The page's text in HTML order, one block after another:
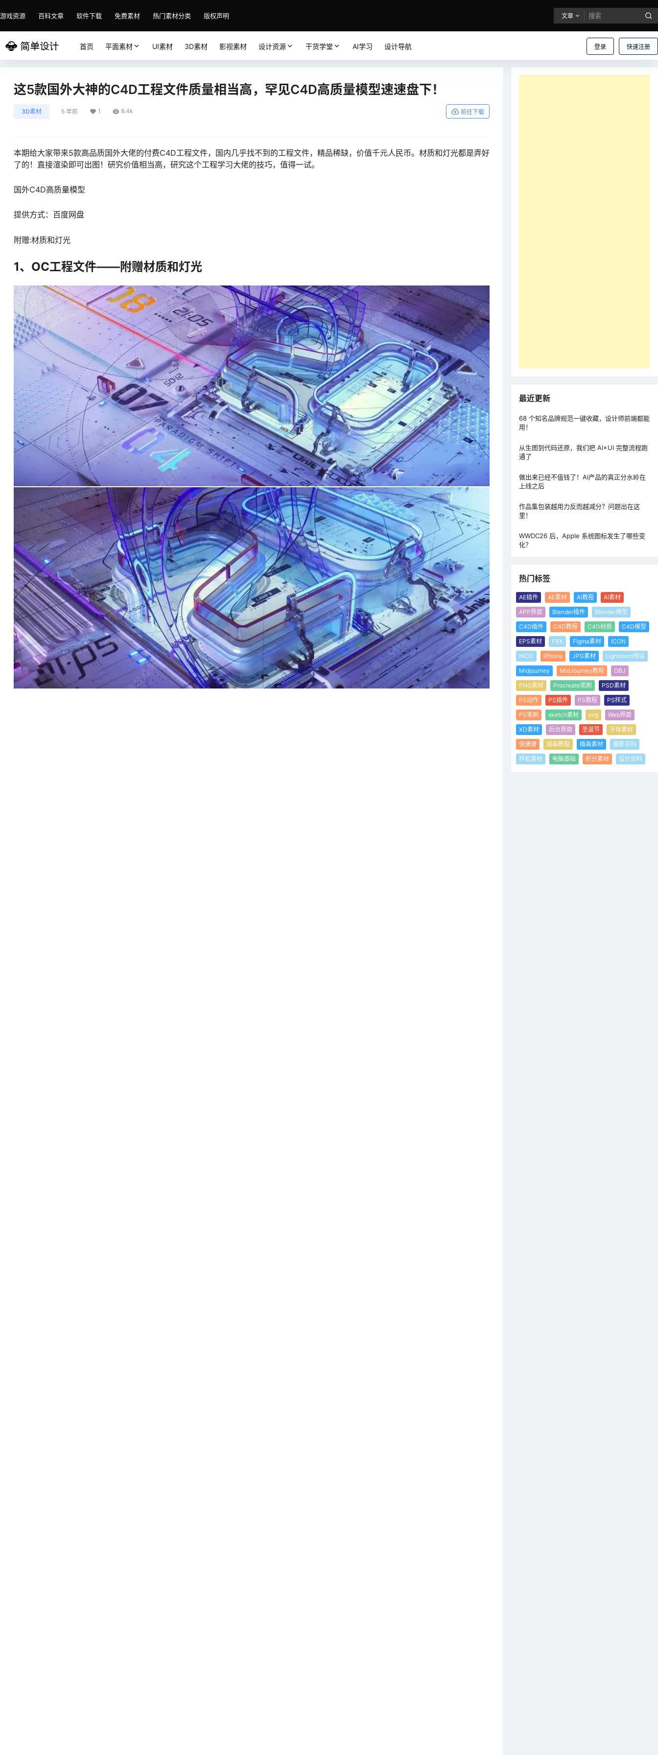
游戏资源 百科文章 软件下载 免费素材 热门素材分类 版权声明 文章
登录 快速注册
首页 平面素材 UI素材 3D素材 影视素材 设计资源 干货学堂 AI学习 设计导航
这5款国外大神的C4D工程文件质量相当高，罕见C4D高质量模型速速盘下！
3D素材 5 年前 1 8.4k 前往下载
本期给大家带来5款高品质国外大佬的付费C4D工程文件，国内几乎找不到的工程文件，精品稀缺，价值千元人民币。材质和灯光都是弄好
了的！直接渲染即可出图！研究价值相当高，研究这个工程学习大佬的技巧，值得一试。
国外C4D高质量模型
提供方式：百度网盘
附赠:材质和灯光
1、OC工程文件——附赠材质和灯光
最近更新
68 个知名品牌规范一键收藏，设计师前端都能
用！
从生图到代码还原，我们把 AI×UI 完整流程跑
通了
做出来已经不值钱了！AI产品的真正分水岭在
上线之后
作品集包装越用力反而越减分？问题出在这
里！
WWDC26 后，Apple 系统图标发生了哪些变
化？
热门标签
AE插件 AE素材 AI教程
AI素材
APP界面
Blender插件
Blender模型
C4D插件
C4D教程 C4D材质
C4D模型
EPS素材
FBX Figma素材
ICON
INDD
iPhone JPG素材
Lightroom预设
Midjourney
MidJourney教程
OBJ
PNG素材
Procreate笔刷
PSD素材
PS动作
PS插件 PS教程
PS样式
PS笔刷
sketch素材 svg
Web界面
XD素材
后台界面 圣诞节
字体素材
快捷键
插画教程 插画素材
摄影百科
样机素材
电脑基础 积分素材 设计百科